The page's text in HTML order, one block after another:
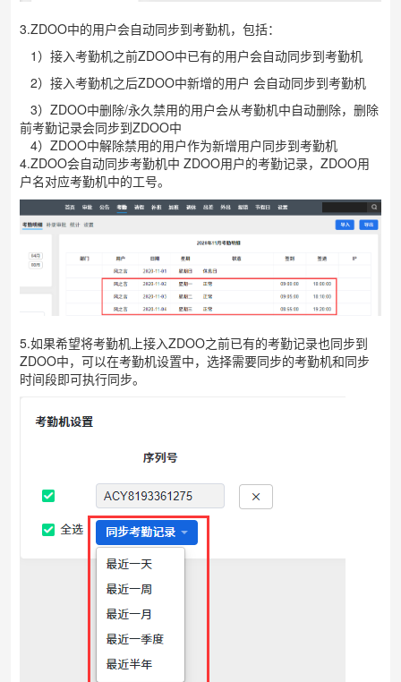
3.ZDOO中的用户会自动同步到考勤机，包括：
1）接入考勤机之前ZDOO中已有的用户会自动同步到考勤机
2）接入考勤机之后ZDOO中新增的用户 会自动同步到考勤机
3）ZDOO中删除/永久禁用的用户会从考勤机中自动删除，删除
前考勤记录会同步到ZDOO中
4）ZDOO中解除禁用的用户作为新增用户同步到考勤机
4.ZDOO会自动同步考勤机中 ZDOO用户的考勤记录，ZDOO用
户名对应考勤机中的工号。
5.如果希望将考勤机上接入ZDOO之前已有的考勤记录也同步到
ZDOO中，可以在考勤机设置中，选择需要同步的考勤机和同步
时间段即可执行同步。